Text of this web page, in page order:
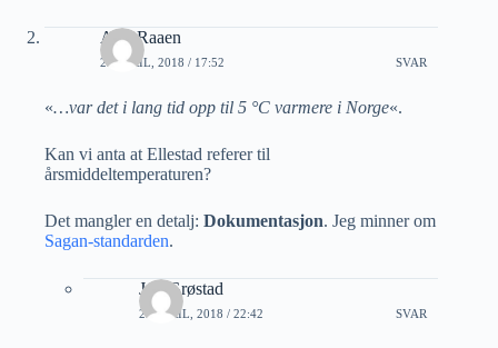
A M Raaen
23 APRIL, 2018 / 17:52 SVAR
«…var det i lang tid opp til 5 °C varmere i Norge«.
Kan vi anta at Ellestad referer til
årsmiddeltemperaturen?
Det mangler en detalj: Dokumentasjon. Jeg minner om
Sagan-standarden.
Jon Grøstad
23 APRIL, 2018 / 22:42 SVAR